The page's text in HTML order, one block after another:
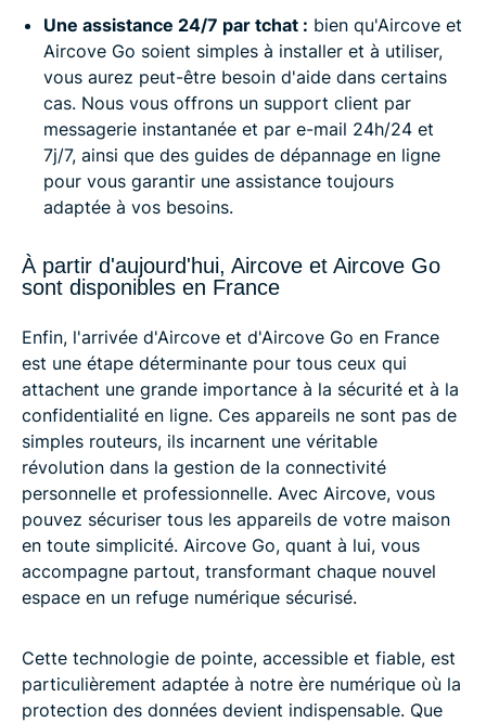
Une assistance 24/7 par tchat : bien qu'Aircove et
Aircove Go soient simples à installer et à utiliser,
vous aurez peut-être besoin d'aide dans certains
cas. Nous vous offrons un support client par
messagerie instantanée et par e-mail 24h/24 et
7j/7, ainsi que des guides de dépannage en ligne
pour vous garantir une assistance toujours
adaptée à vos besoins.
À partir d'aujourd'hui, Aircove et Aircove Go
sont disponibles en France
Enfin, l'arrivée d'Aircove et d'Aircove Go en France
est une étape déterminante pour tous ceux qui
attachent une grande importance à la sécurité et à la
confidentialité en ligne. Ces appareils ne sont pas de
simples routeurs, ils incarnent une véritable
révolution dans la gestion de la connectivité
personnelle et professionnelle. Avec Aircove, vous
pouvez sécuriser tous les appareils de votre maison
en toute simplicité. Aircove Go, quant à lui, vous
accompagne partout, transformant chaque nouvel
espace en un refuge numérique sécurisé.
Cette technologie de pointe, accessible et fiable, est
particulièrement adaptée à notre ère numérique où la
protection des données devient indispensable. Que